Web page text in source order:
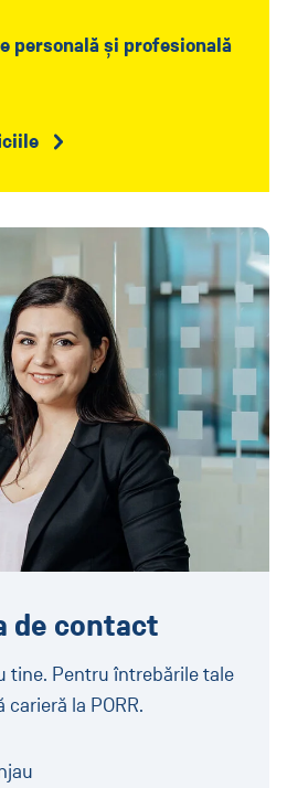
personală și profesională
de contact
tine. Pentru întrebările tale
la PORR.